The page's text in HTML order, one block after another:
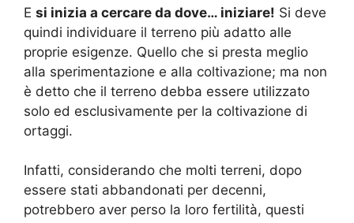
E si inizia a cercare da dove… iniziare! Si deve
quindi individuare il terreno più adatto alle
proprie esigenze. Quello che si presta meglio
alla sperimentazione e alla coltivazione; ma non
è detto che il terreno debba essere utilizzato
solo ed esclusivamente per la coltivazione di
ortaggi.
Infatti, considerando che molti terreni, dopo
essere stati abbandonati per decenni,
potrebbero aver perso la loro fertilità, questi